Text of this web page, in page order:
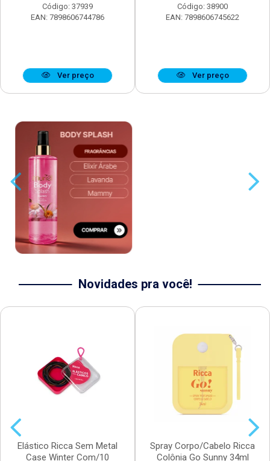
Código: 37939
EAN: 7898606744786
Ver preço
Código: 38900
EAN: 7898606745622
Ver preço
Novidades pra você!
Elástico Ricca Sem Metal
Case Winter Com/10
Spray Corpo/Cabelo Ricca
Colônia Go Sunny 34ml